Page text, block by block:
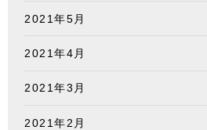
2021年5月
2021年4月
2021年3月
2021年2月